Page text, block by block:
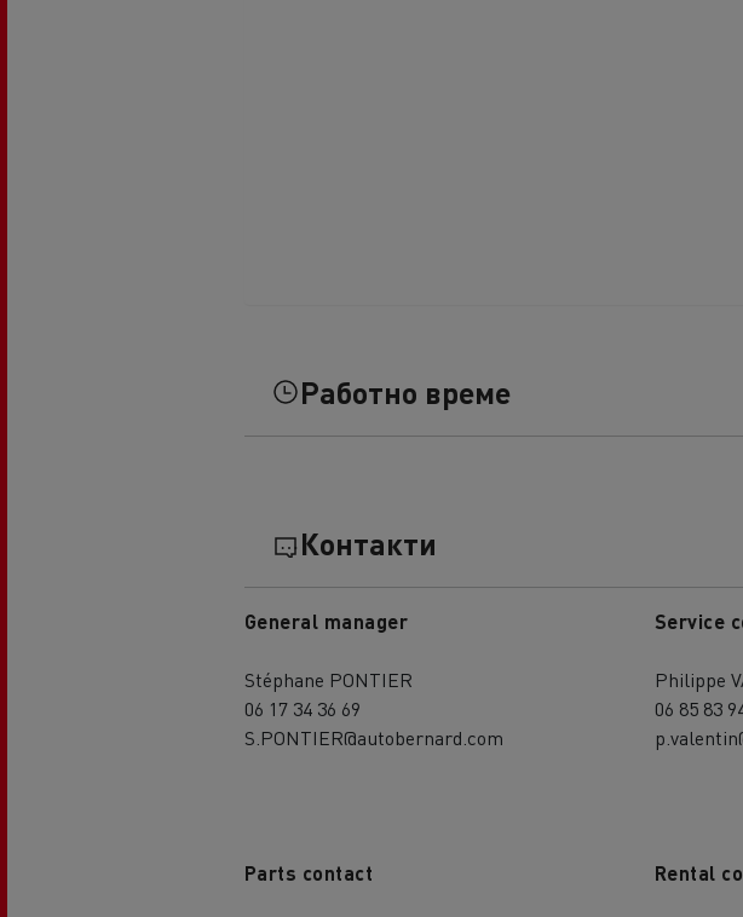
Работно време
Контакти
General manager
Stéphane PONTIER
06 17 34 36 69
S.PONTIER@autobernard.com
Service
Philippe
06 85 83
Parts contact Rental